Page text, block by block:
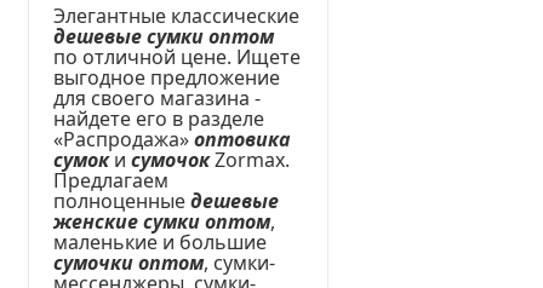
Элегантные классические
дешевые сумки оптом
по отличной цене. Ищете
выгодное предложение
для своего магазина -
найдете его в разделе
«Распродажа»оптовика
сумокисумочокZormax.
Предлагаем
полноценныедешевые
женские сумки оптом,
маленькие и большие
сумочки оптом, сумки-
мессенджеры, сумки-